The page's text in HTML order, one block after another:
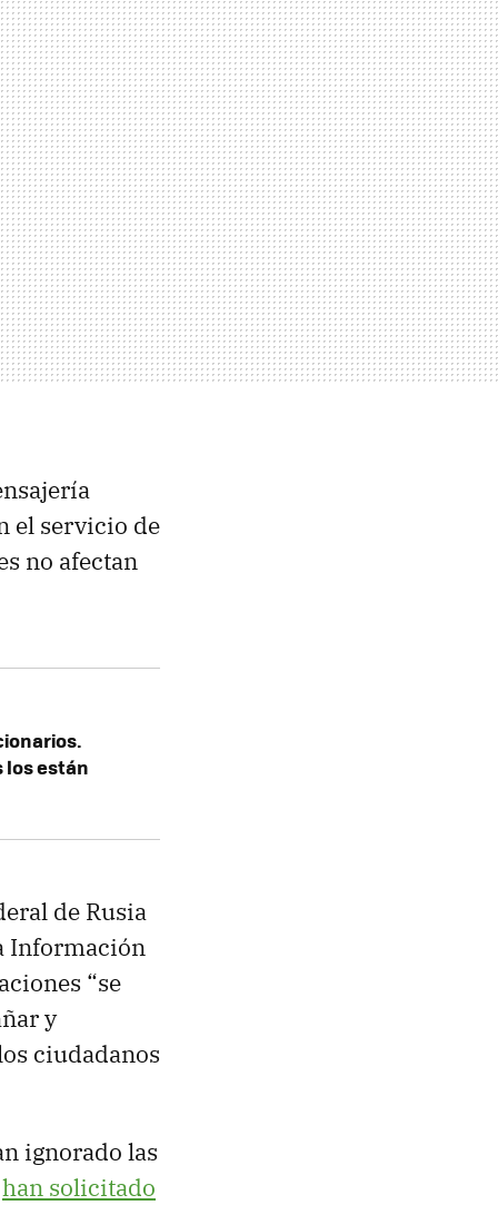
el servicio de
no afectan
los están
de Rusia
Información
“se
y
ciudadanos
ignorado las
han solicitado